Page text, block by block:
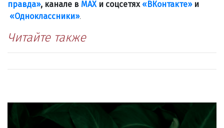
правда», канале в МАХи соцсетях «ВКонтакте»и
«Одноклассники».
Читайте также